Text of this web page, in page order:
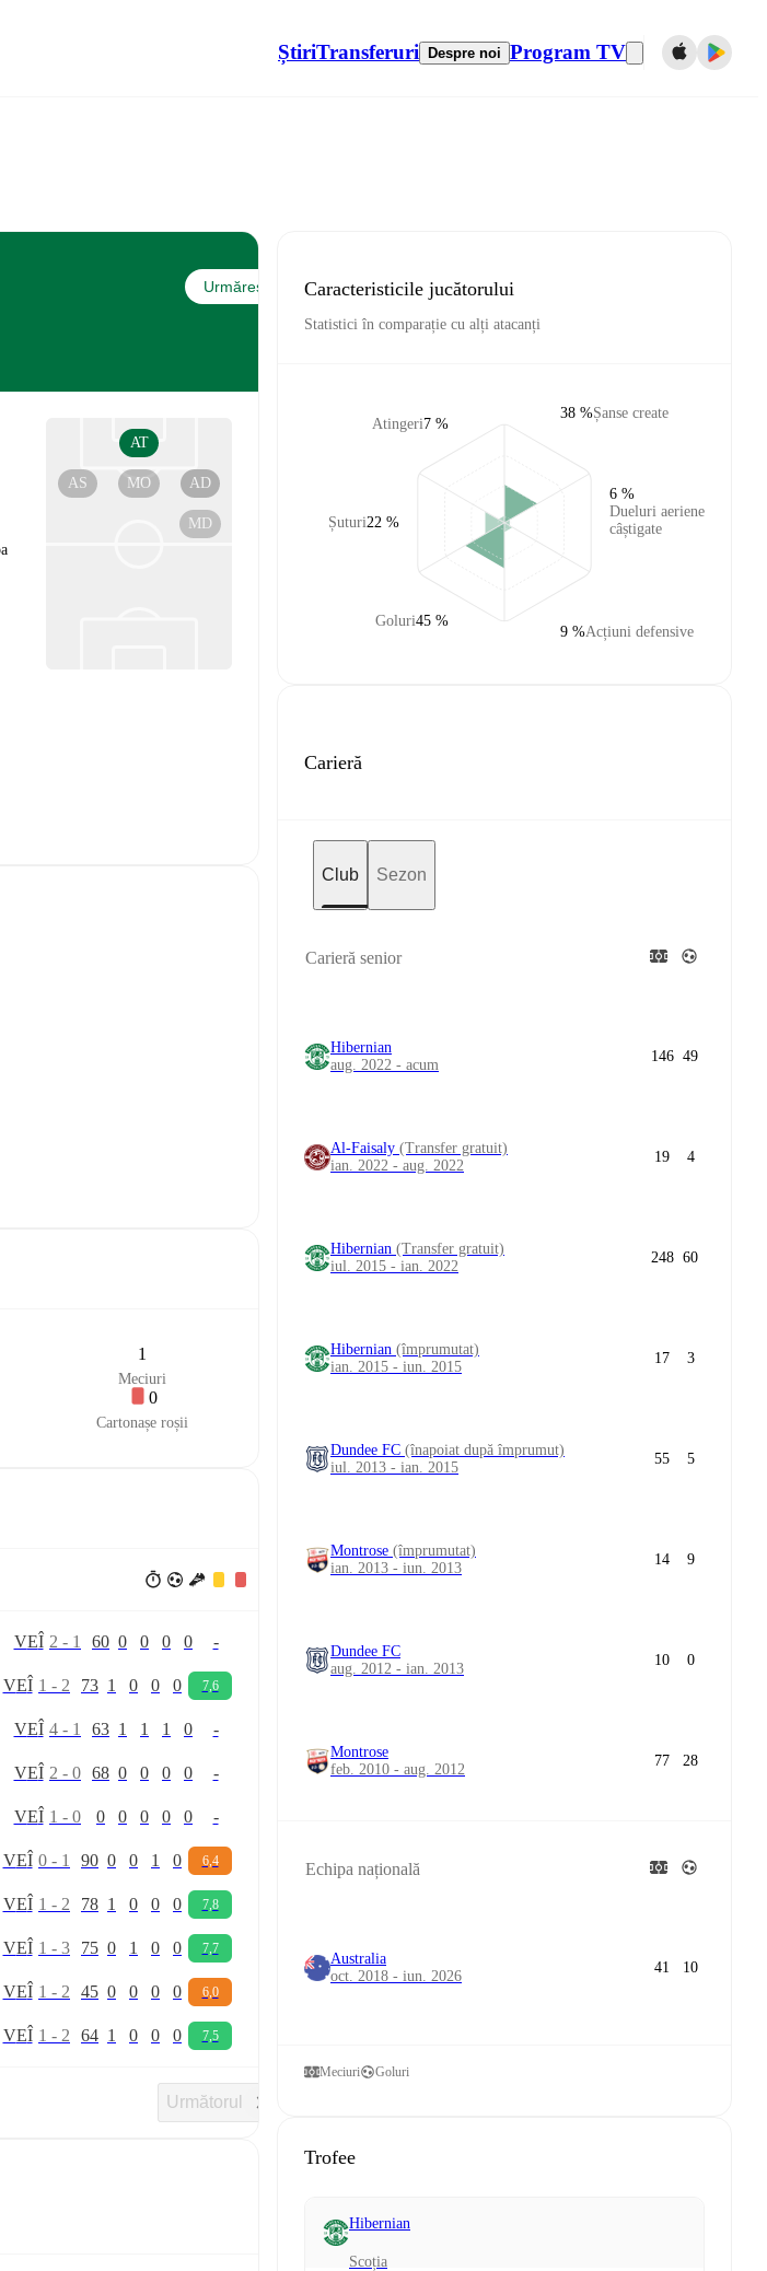
ȘtiriTransferuri Despre noi Program TV
Urmărește
MD
MO AD
AT
AS
1
Meciuri
0
Cartonașe roșii
VEÎ 2 - 1 60 0 0 0 0 -
VEÎ 1 - 2 73 1 0 0 0 7,6
VEÎ 4 - 1 63 1 1 1 0 -
VEÎ 2 - 0 68 0 0 0 0 -
VEÎ 1 - 0 0 0 0 0 0 -
VEÎ 0 - 1 90 0 0 1 0 6,4
VEÎ 1 - 2 78 1 0 0 0 7,8
VEÎ 1 - 3 75 0 1 0 0 7,7
VEÎ 1 - 2 45 0 0 0 0 6,0
VEÎ 1 - 2 64 1 0 0 0 7,5
Următorul
Caracteristicile jucătorului
Statistici în comparație cu alți atacanți
Atingeri7 %
Șuturi22 %
Goluri45 %
Șanse create
38 %
Dueluri aeriene
câștigate
6 %
Acțiuni defensive
9 %
Carieră
Club Sezon
Carieră senior
Hibernian
aug. 2022 - acum
146 49
Al-Faisaly (Transfer gratuit)
ian. 2022 - aug. 2022
19 4
Hibernian (Transfer gratuit)
iul. 2015 - ian. 2022
248 60
Hibernian (împrumutat)
ian. 2015 - iun. 2015
17 3
Dundee FC (înapoiat după împrumut)
iul. 2013 - ian. 2015
55 5
Montrose (împrumutat)
ian. 2013 - iun. 2013
14 9
Dundee FC
aug. 2012 - ian. 2013
10 0
Montrose
feb. 2010 - aug. 2012
77 28
Echipa națională
Australia
oct. 2018 - iun. 2026
41 10
Meciuri Goluri
Trofee
Hibernian
Scoția